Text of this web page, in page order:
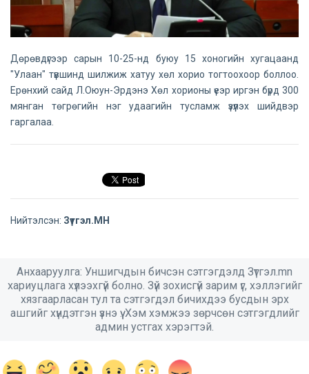
Дөрөвдүгээр сарын 10-25-нд буюу 15 хоногийн хугацаанд
"Улаан" түвшинд шилжиж хатуу хөл хорио тогтоохоор боллоо.
Ерөнхий сайд Л.Оюун-Эрдэнэ Хөл хорионы үеэр иргэн бүрд 300
мянган төгрөгийн нэг удаагийн тусламж үзүүлэх шийдвэр
гаргалаа.
Нийтэлсэн: Зүтгэл.МН
Анхааруулга: Уншигчдын бичсэн сэтгэгдэлд Зүтгэл.mn
хариуцлага хүлээхгүй болно. Зүй зохисгүй зарим үг, хэллэгийг
хязгаарласан тул та сэтгэгдэл бичихдээ бусдын эрх
ашгийг хүндэтгэн үзнэ үү. Хэм хэмжээ зөрчсөн сэтгэгдлийг
админ устгах хэрэгтэй.